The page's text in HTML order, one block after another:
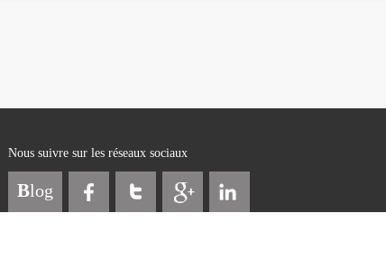
Nous suivre sur les réseaux sociaux
Blog